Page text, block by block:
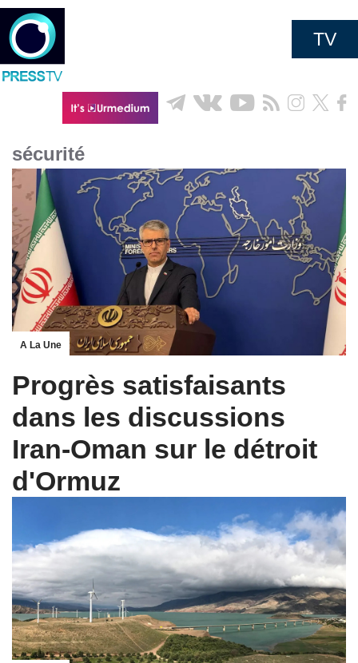
TV
sécurité
A La Une
Progrès satisfaisants
dans les discussions
Iran-Oman sur le détroit
d'Ormuz